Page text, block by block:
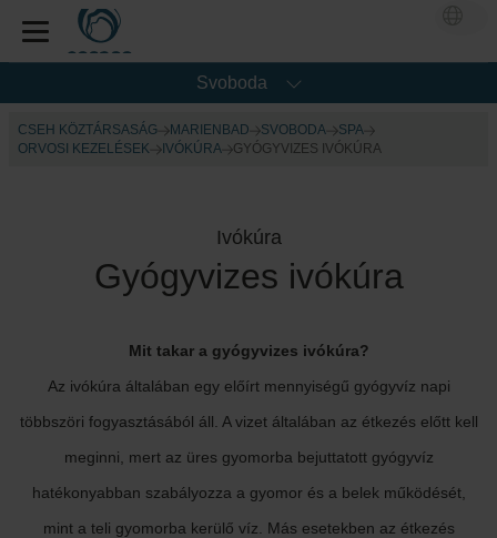
Svoboda
CSEH KÖZTÁRSASÁG MARIENBAD SVOBODA
SPA
ORVOSI KEZELÉSEK
IVÓKÚRA GYÓGYVIZES IVÓKÚRA
Ivókúra
Gyógyvizes ivókúra
Mit takar a gyógyvizes ivókúra?
Az ivókúra általában egy előírt mennyiségű gyógyvíz napi
többszöri fogyasztásából áll. A vizet általában az étkezés előtt kell
meginni, mert az üres gyomorba bejuttatott gyógyvíz
hatékonyabban szabályozza a gyomor és a belek működését,
mint a teli gyomorba kerülő víz. Más esetekben az étkezés